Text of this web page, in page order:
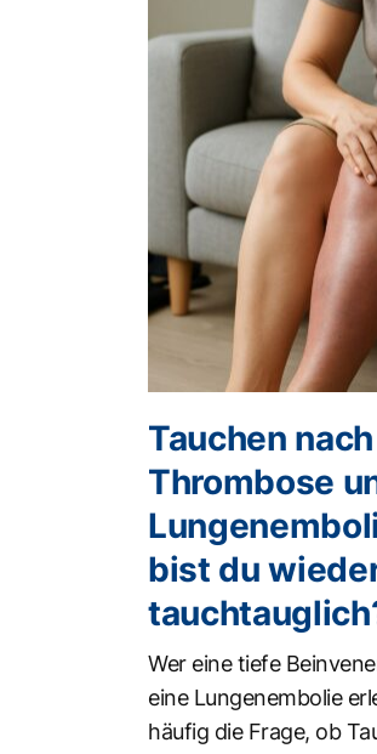
Tauchen nach
Thrombose
bist du
Wer eine tiefe
eine Lungenembolie
häufig die Frage, ob